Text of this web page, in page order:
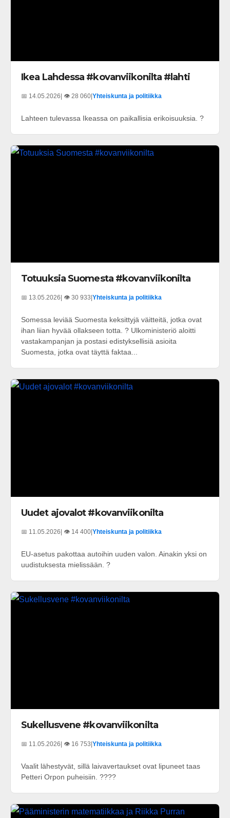
Ikea Lahdessa #kovanviikonilta #lahti
📅 14.05.2026| 👁️ 28 060|Yhteiskunta ja politiikka
Lahteen tulevassa Ikeassa on paikallisia erikoisuuksia. ?
Totuuksia Suomesta #kovanviikonilta
📅 13.05.2026 | 👁️ 30 933 Yhteiskunta ja politiikka
Somessa leviää Suomesta keksittyjä väitteitä, jotka ovat
ihan liian hyvää ollakseen totta. ? Ulkoministeriö aloitti
vastakampanjan ja postasi edistyksellisiä asioita
Suomesta, jotka ovat täyttä faktaa...
Uudet ajovalot #kovanviikonilta
📅 11.05.2026| 👁️ 14 400|Yhteiskunta ja politiikka
EU-asetus pakottaa autoihin uuden valon. Ainakin yksi on
uudistuksesta mielissään. ?
Sukellusvene #kovanviikonilta
📅 11.05.2026 | 👁️ 16 753 Yhteiskunta ja politiikka
Vaalit lähestyvät, sillä laivavertaukset ovat lipuneet taas
Petteri Orpon puheisiin. ????